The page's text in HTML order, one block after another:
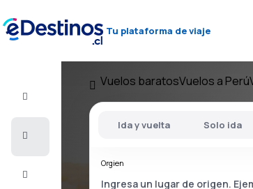
Tu plataforma de viaje
Vuelos baratosVuelos a Perú
Ida y vuelta Solo ida
Orgien